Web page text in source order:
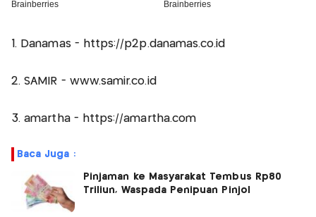
1. Danamas - https://p2p.danamas.co.id
2. SAMIR - www.samir.co.id
3. amartha - https://amartha.com
Baca Juga :
Pinjaman ke Masyarakat Tembus Rp80
Triliun, Waspada Penipuan Pinjol